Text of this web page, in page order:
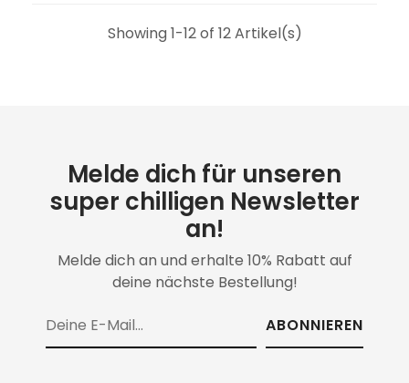
Showing 1-12 of 12 Artikel(s)
Melde dich für unseren
super chilligen Newsletter
an!
Melde dich an und erhalte 10% Rabatt auf
deine nächste Bestellung!
ABONNIEREN